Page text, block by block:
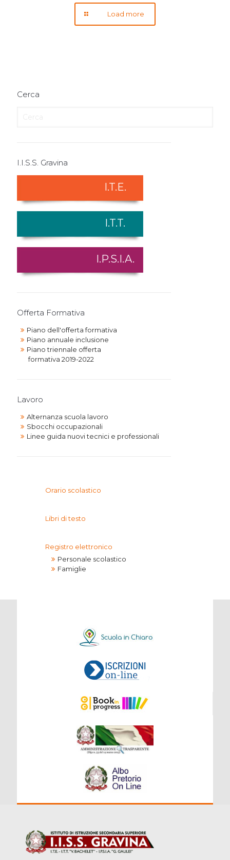
Load more
Cerca
I.I.S.S. Gravina
I.T.E.
I.T.T.
I.P.S.I.A.
Offerta Formativa
Piano dell'offerta formativa
Piano annuale inclusione
Piano triennale offerta
formativa 2019-2022
Lavoro
Alternanza scuola lavoro
Sbocchi occupazionali
Linee guida nuovi tecnici e professionali
Orario scolastico
Libri di testo
Registro elettronico
Personale scolastico
Famiglie